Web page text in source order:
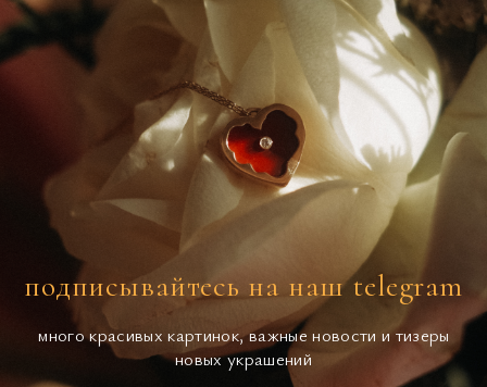
подписывайтесь на наш telegram
много красивых картинок, важные новости и тизеры
новых украшений